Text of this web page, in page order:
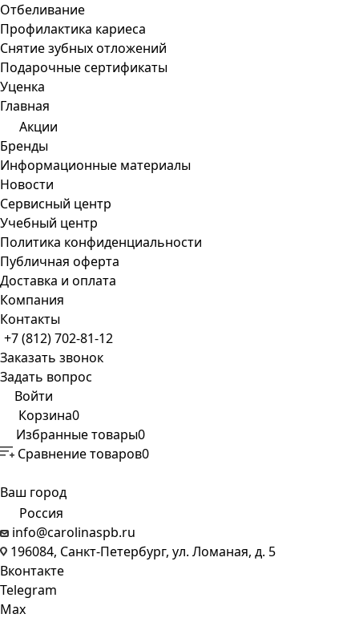
Отбеливание
Профилактика кариеса
Снятие зубных отложений
Подарочные сертификаты
Уценка
Главная
Акции
Бренды
Информационные материалы
Новости
Сервисный центр
Учебный центр
Политика конфиденциальности
Публичная оферта
Доставка и оплата
Компания
Контакты
+7 (812) 702-81-12
Заказать звонок
Задать вопрос
Войти
Корзина0
Избранные товары0
Сравнение товаров0
Ваш город
Россия
info@carolinaspb.ru
196084, Санкт-Петербург, ул. Ломаная, д. 5
Вконтакте
Telegram
Max